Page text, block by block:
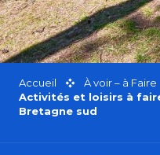
Accueil
À voir – à Faire
Activités et loisirs à
Bretagne sud